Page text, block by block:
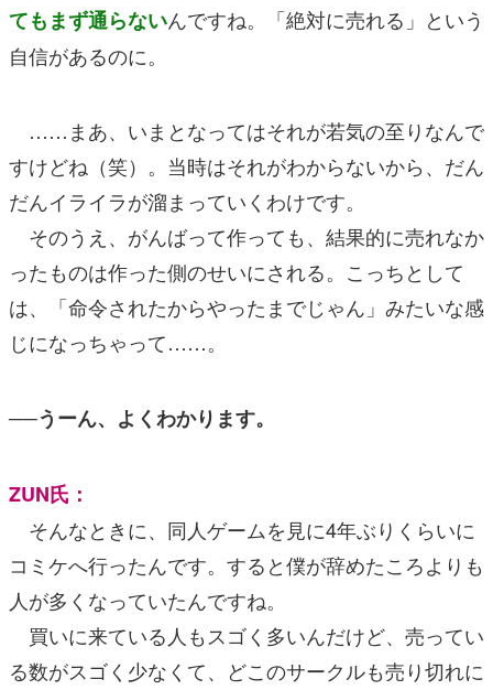
てもまず通らないんですね。「絶対に売れる」という
自信があるのに。
……まあ、いまとなってはそれが若気の至りなんで
すけどね（笑）。当時はそれがわからないから、だん
だんイライラが溜まっていくわけです。
そのうえ、がんばって作っても、結果的に売れなか
ったものは作った側のせいにされる。こっちとして
は、「命令されたからやったまでじゃん」みたいな感
じになっちゃって……。
──うーん、よくわかります。
ZUN氏：
そんなときに、同人ゲームを見に4年ぶりくらいに
コミケへ行ったんです。すると僕が辞めたころよりも
人が多くなっていたんですね。
買いに来ている人もスゴく多いんだけど、売ってい
る数がスゴく少なくて、どこのサークルも売り切れに